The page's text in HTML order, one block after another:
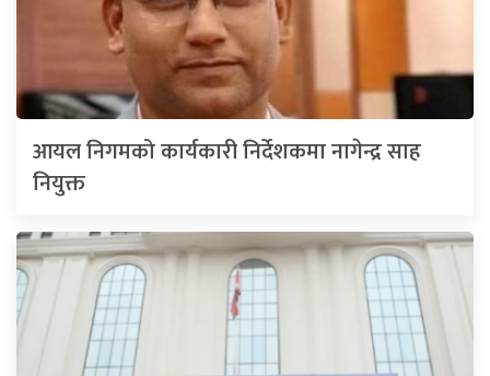
आयल निगमको कार्यकारी निर्देशकमा नागेन्द्र साह
नियुक्त